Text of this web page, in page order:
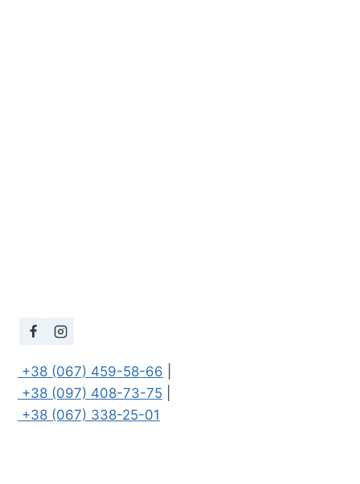
+38 (067) 459-58-66
+38 (097) 408-73-75
+38 (067) 338-25-01